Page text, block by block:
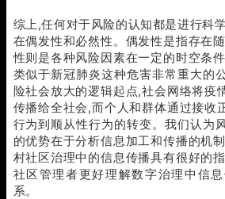
综上,任何对于风险的认知都是进行科
在偶发性和必然性。偶发性是指存在
性则是各种风险因素在一定的时空条
类似于新冠肺炎这种危害非常重大的
险社会放大的逻辑起点,社会网络将疫
传播给全社会,而个人和群体通过接收
行为到顺从性行为的转变。我们认为
的优势在于分析信息加工和传播的机
村社区治理中的信息传播具有很好的
社区管理者更好理解数字治理中信
系。